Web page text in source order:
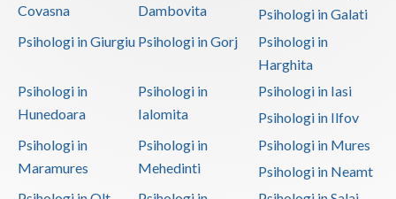
Covasna
Dambovita
Psihologi in Galati
Psihologi in Giurgiu Psihologi in Gorj
Psihologi in
Harghita
Psihologi in
Hunedoara
Psihologi in
Ialomita
Psihologi in Iasi
Psihologi in Ilfov
Psihologi in
Maramures
Psihologi in
Mehedinti
Psihologi in Mures
Psihologi in Neamt